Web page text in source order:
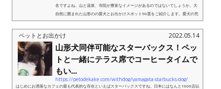
名ですよね。山と温泉、寺院が豊富なイメージがあるのではないでしょうか。大
自然に囲まれた山形のの愛犬とお出かけスポット50選をご紹介します。愛犬の究
極の写真をご希望の方はこちらへ...
ペットとお出かけ 2022.05.14
山形犬同伴可能なスターバックス！ペッ
トと一緒にテラス席でコーヒータイムで
もい...
https://petodekake.com/withdog/yamagata-starbucks-dog/
はじめにお洒落なカフェの最も代表的な存在といえばスターバックスですね。日本にはなんと1600店以